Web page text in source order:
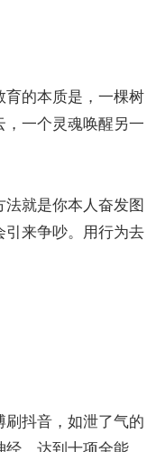
育的本质是，一棵树
一个灵魂唤醒另一
就是你本人奋发图
引来争吵。用行为去
抖音，如泄了气的